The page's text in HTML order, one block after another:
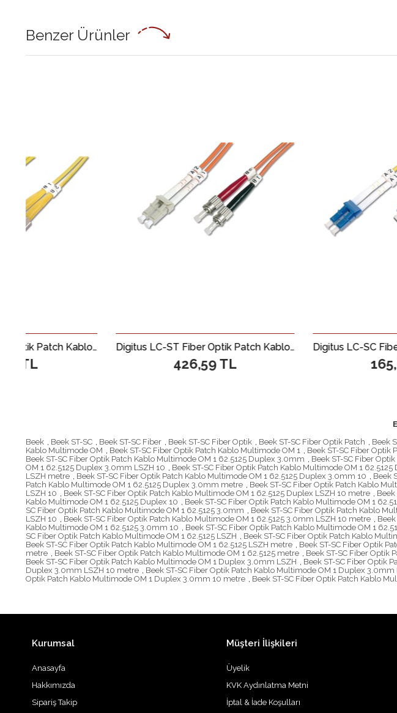
Benzer Ürünler
Digitus LC-ST Fiber Optik Patch Kablo, 3 metre, Singlemode, Duplex, 09/125 Digitus LC-ST Fiber Optik Patch Kablo, 2 metre, Multimode, Duplex, 62.5/125
Beek
Beek ST-SC Beek ST-SC Fiber Beek ST-SC Fiber Optik Beek ST-SC Fiber Optik Patch Beek
Kablo Multimode OM
Beek ST-SC Fiber Optik Patch Kablo Multimode OM 1 Beek ST-SC Fiber Optik
Beek ST-SC Fiber Optik Patch Kablo Multimode OM 1 62.5125 Duplex 3.0mm
Beek ST-SC Fiber
OM 1 62.5125 Duplex 3.0mm LSZH 10
Beek ST-SC Fiber Optik Patch Kablo Multimode OM 1
LSZH metre
Beek ST-SC Fiber Optik Patch Kablo Multimode OM 1 62.5125 Duplex 3.0mm 10 Beek
Patch Kablo Multimode OM 1 62.5125 Duplex 3.0mm metre
Beek ST-SC Fiber Optik Patch Kablo
LSZH 10
Beek ST-SC Fiber Optik Patch Kablo Multimode OM 1 62.5125 Duplex LSZH 10 metre
Kablo Multimode OM 1 62.5125 Duplex 10
Beek ST-SC Fiber Optik Patch Kablo Multimode OM 1
SC Fiber Optik Patch Kablo Multimode OM 1 62.5125 3.0mm
Beek ST-SC Fiber Optik Patch Kablo
LSZH 10
Beek ST-SC Fiber Optik Patch Kablo Multimode OM 1 62.5125 3.0mm LSZH 10 metre
Kablo Multimode OM 1 62.5125 3.0mm 10
Beek ST-SC Fiber Optik Patch Kablo Multimode OM 1
SC Fiber Optik Patch Kablo Multimode OM 1 62.5125 LSZH
Beek ST-SC Fiber Optik Patch Kablo
Beek ST-SC Fiber Optik Patch Kablo Multimode OM 1 62.5125 LSZH metre
Beek ST-SC Fiber Optik
metre
Beek ST-SC Fiber Optik Patch Kablo Multimode OM 1 62.5125 metre Beek ST-SC Fiber Optik
Beek ST-SC Fiber Optik Patch Kablo Multimode OM 1 Duplex 3.0mm LSZH
Beek ST-SC Fiber Optik
Duplex 3.0mm LSZH 10 metre
Beek ST-SC Fiber Optik Patch Kablo Multimode OM 1 Duplex 3.0mm
Optik Patch Kablo Multimode OM 1 Duplex 3.0mm 10 metre
Beek ST-SC Fiber Optik Patch Kablo
Kurumsal
Anasayfa
Hakkımızda
Sipariş Takip
Müşteri İlişkileri
Üyelik
KVK Aydınlatma Metni
İptal & İade Koşulları